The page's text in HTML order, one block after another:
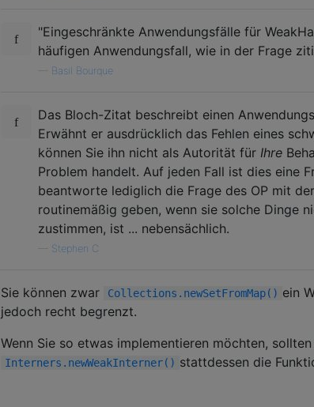
"Eingeschränkte Anwendungsfälle für
häufigen Anwendungsfall, wie in der Frage
Basil Bourque
Das Bloch-Zitat beschreibt einen
Erwähnt er ausdrücklich das Fehlen eines
können Sie ihn nicht als Autorität für Ihre
Problem handelt. Auf jeden Fall ist dies eine
beantworte lediglich die Frage des OP mit
routinemäßig geben, wenn sie solche Dinge
zustimmen, ist ... nebensächlich.
Stephen C
Sie können zwar Collections.newSetFromMap() ein
jedoch recht begrenzt.
Wenn Sie so etwas implementieren möchten, sollten
Interners.newWeakInterner() stattdessen die